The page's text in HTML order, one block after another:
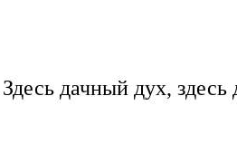
Здесь дачный дух, здесь